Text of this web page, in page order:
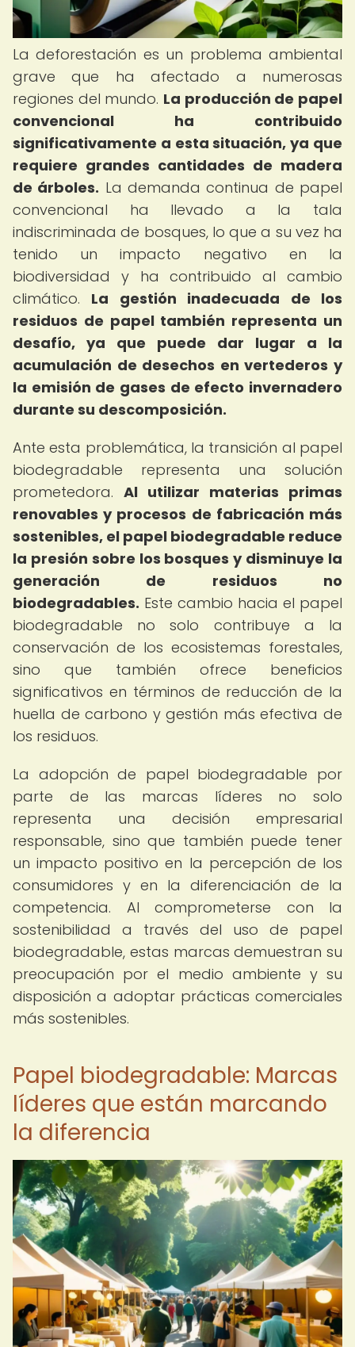
La deforestación es un problema ambiental
grave que ha afectado a numerosas
regiones del mundo. La producción de papel
convencional ha contribuido
significativamente a esta situación, ya que
requiere grandes cantidades de madera
de árboles. La demanda continua de papel
convencional ha llevado a la tala
indiscriminada de bosques, lo que a su vez ha
tenido un impacto negativo en la
biodiversidad y ha contribuido al cambio
climático. La gestión inadecuada de los
residuos de papel también representa un
desafío, ya que puede dar lugar a la
acumulación de desechos en vertederos y
la emisión de gases de efecto invernadero
durante su descomposición.
Ante esta problemática, la transición al papel
biodegradable representa una solución
prometedora. Al utilizar materias primas
renovables y procesos de fabricación más
sostenibles, el papel biodegradable reduce
la presión sobre los bosques y disminuye la
generación de residuos no
biodegradables. Este cambio hacia el papel
biodegradable no solo contribuye a la
conservación de los ecosistemas forestales,
sino que también ofrece beneficios
significativos en términos de reducción de la
huella de carbono y gestión más efectiva de
los residuos.
La adopción de papel biodegradable por
parte de las marcas líderes no solo
representa una decisión empresarial
responsable, sino que también puede tener
un impacto positivo en la percepción de los
consumidores y en la diferenciación de la
competencia. Al comprometerse con la
sostenibilidad a través del uso de papel
biodegradable, estas marcas demuestran su
preocupación por el medio ambiente y su
disposición a adoptar prácticas comerciales
más sostenibles.
Papel biodegradable: Marcas
líderes que están marcando
la diferencia